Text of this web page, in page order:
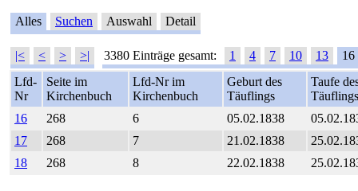
Alles Suchen Auswahl Detail
|< < > >| 3380 Einträge gesamt: 1 4 7 10 13
16
Lfd-
Nr
Seite im
Kirchenbuch
Lfd-Nr im
Kirchenbuch
Geburt des
Täuflings
Taufe
Täuflings
16
268 6 05.02.1838
17
268 7 21.02.1838
18
268 8 22.02.1838